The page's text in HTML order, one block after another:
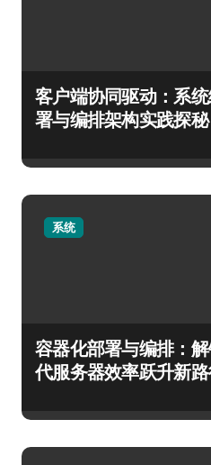
客户端协同驱动：系
署与编排架构实践探秘
系统
容器化部署与编排：
代服务器效率跃升新